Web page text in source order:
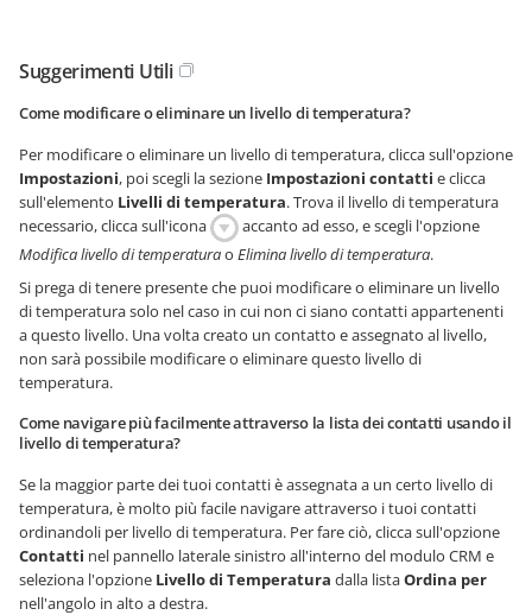
Suggerimenti Utili
Come modificare o eliminare un livello di temperatura?
Per modificare o eliminare un livello di temperatura, clicca sull'opzione
Impostazioni, poi scegli la sezione Impostazioni contatti e clicca
sull'elemento Livelli di temperatura. Trova il livello di temperatura
necessario, clicca sull'icona
accanto ad esso, e scegli l'opzione
Modifica livello di temperaturao Elimina livello di temperatura.
Si prega di tenere presente che puoi modificare o eliminare un livello
di temperatura solo nel caso in cui non ci siano contatti appartenenti
a questo livello. Una volta creato un contatto e assegnato al livello,
non sarà possibile modificare o eliminare questo livello di
temperatura.
Come navigare più facilmente attraverso la lista dei contatti usando il
livello di temperatura?
Se la maggior parte dei tuoi contatti è assegnata a un certo livello di
temperatura, è molto più facile navigare attraverso i tuoi contatti
ordinandoli per livello di temperatura. Per fare ciò, clicca sull'opzione
Contatti nel pannello laterale sinistro all'interno del modulo CRM e
seleziona l'opzione Livello di Temperatura dalla listaOrdina per
nell'angolo in alto a destra.